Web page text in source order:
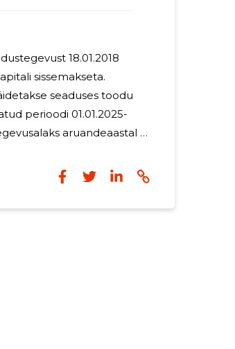
18.01.2018
sissemakseta.
seaduses toodu
Eestisse.